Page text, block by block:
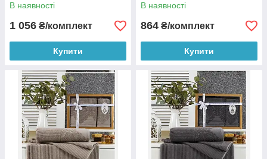
В наявності
1 056 ₴/комплект
Купити
В наявності
864 ₴/комплект
Купити